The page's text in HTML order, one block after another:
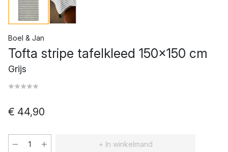
Boel & Jan
Tofta stripe tafelkleed 150x150 cm
Grijs
€ 44,90
+ In winkelmand